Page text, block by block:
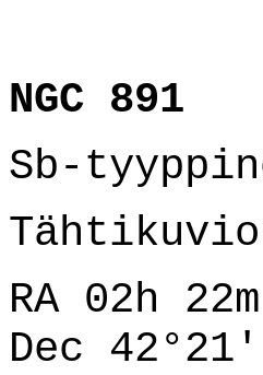
NGC 891
Sb-
RA 02h
Dec 42°21'